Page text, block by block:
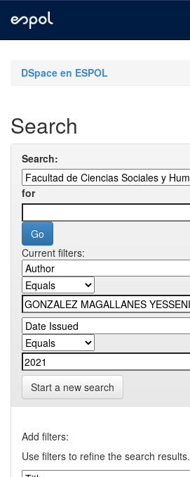
navigationDSpace en ESPOL
Search
Search:
for
Current filters:
Start a new search
Add filters:
Use filters to refine the search results.